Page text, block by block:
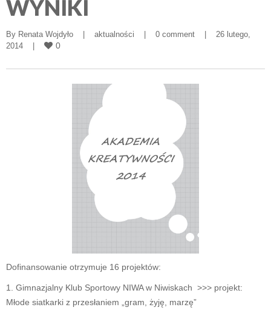
WYNIKI
By Renata Wojdyło aktualności 0 comment
26 lutego,
2014
0
Dofinansowanie otrzymuje 16 projektów:
1. Gimnazjalny Klub Sportowy NIWA w Niwiskach >>> projekt:
Młode siatkarki z przesłaniem „gram, żyję, marzę”